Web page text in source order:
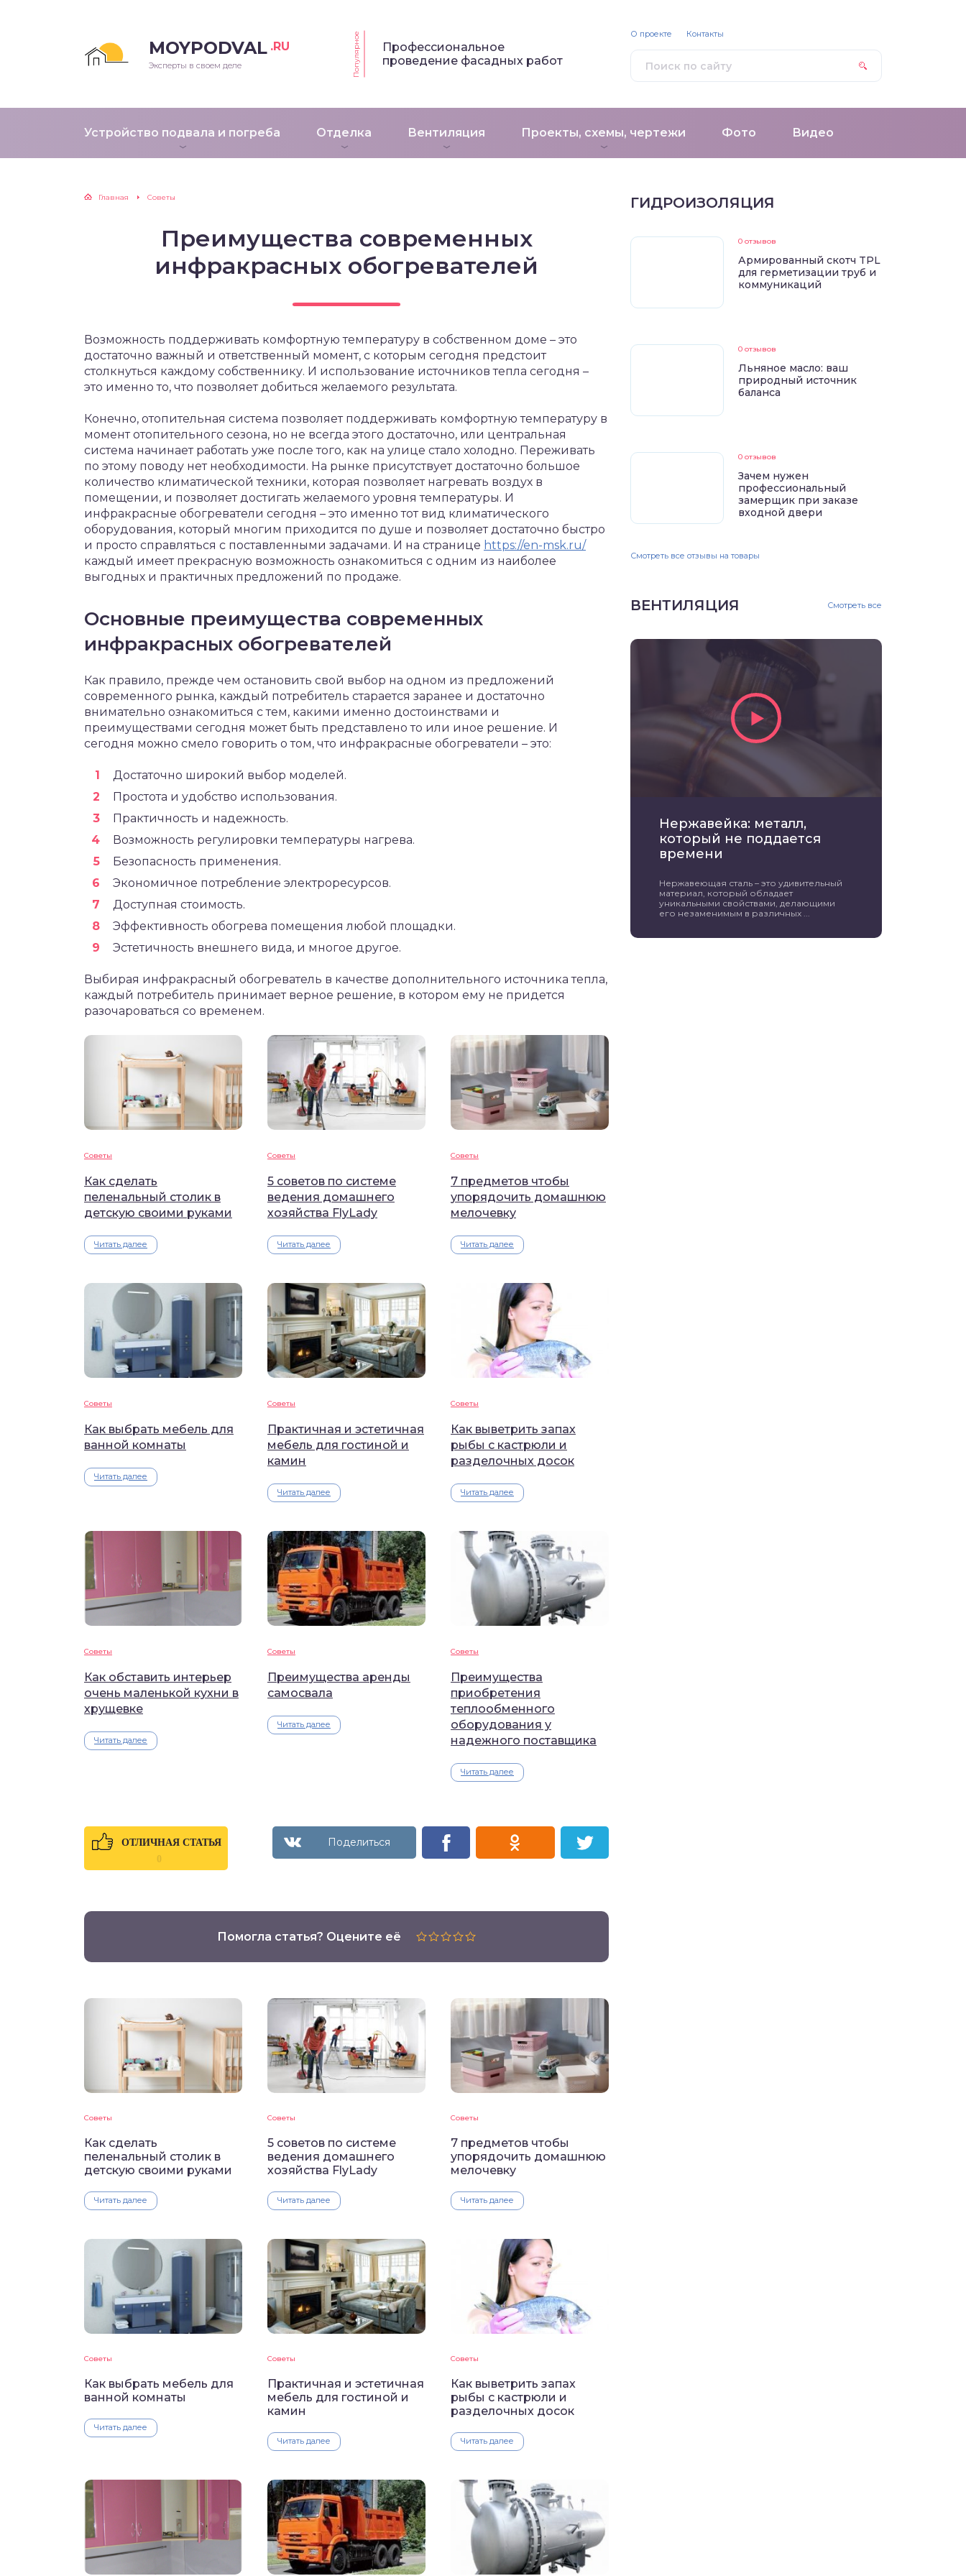
MOYPODVAL .RU
Эксперты в своем деле Популярное
Профессиональное
проведение фасадных работ
Устройство подвала и погреба Отделка Вентиляция Проекты, схемы, чертежи Фото Видео
О проекте Контакты
Главная Советы
Преимущества современных
инфракрасных обогревателей
Возможность поддерживать комфортную температуру в собственном доме – это
достаточно важный и ответственный момент, с которым сегодня предстоит
столкнуться каждому собственнику. И использование источников тепла сегодня –
это именно то, что позволяет добиться желаемого результата.
Конечно, отопительная система позволяет поддерживать комфортную температуру в
момент отопительного сезона, но не всегда этого достаточно, или центральная
система начинает работать уже после того, как на улице стало холодно. Переживать
по этому поводу нет необходимости. На рынке присутствует достаточно большое
количество климатической техники, которая позволяет нагревать воздух в
помещении, и позволяет достигать желаемого уровня температуры. И
инфракрасные обогреватели сегодня – это именно тот вид климатического
оборудования, который многим приходится по душе и позволяет достаточно быстро
и просто справляться с поставленными задачами. И на странице https://en-msk.ru/
каждый имеет прекрасную возможность ознакомиться с одним из наиболее
выгодных и практичных предложений по продаже.
Основные преимущества современных
инфракрасных обогревателей
Как правило, прежде чем остановить свой выбор на одном из предложений
современного рынка, каждый потребитель старается заранее и достаточно
внимательно ознакомиться с тем, какими именно достоинствами и
преимуществами сегодня может быть представлено то или иное решение. И
сегодня можно смело говорить о том, что инфракрасные обогреватели – это:
Достаточно широкий выбор моделей.
Простота и удобство использования.
Практичность и надежность.
Возможность регулировки температуры нагрева.
Безопасность применения.
Экономичное потребление электроресурсов.
Доступная стоимость.
Эффективность обогрева помещения любой площадки.
Эстетичность внешнего вида, и многое другое.
Выбирая инфракрасный обогреватель в качестве дополнительного источника тепла,
каждый потребитель принимает верное решение, в котором ему не придется
разочароваться со временем.
Советы
Как сделать
пеленальный столик в
детскую своими руками
Читать далее
Советы
5 советов по системе
ведения домашнего
хозяйства FlyLady
Читать далее
Советы
7 предметов чтобы
упорядочить домашнюю
мелочевку
Читать далее
Советы
Как выбрать мебель для
ванной комнаты
Читать далее
Советы
Практичная и эстетичная
мебель для гостиной и
камин
Читать далее
Советы
Как выветрить запах
рыбы с кастрюли и
разделочных досок
Читать далее
Советы
Как обставить интерьер
очень маленькой кухни в
хрущевке
Читать далее
Советы
Преимущества аренды
самосвала
Читать далее
Советы
Преимущества
приобретения
теплообменного
оборудования у
надежного поставщика
Читать далее
ОТЛИЧНАЯ СТАТЬЯ
0
Помогла статья? Оцените её
Советы
Как сделать
пеленальный столик в
детскую своими руками
Читать далее
Советы
5 советов по системе
ведения домашнего
хозяйства FlyLady
Читать далее
Советы
7 предметов чтобы
упорядочить домашнюю
мелочевку
Читать далее
Советы
Как выбрать мебель для
ванной комнаты
Читать далее
Советы
Практичная и эстетичная
мебель для гостиной и
камин
Читать далее
Советы
Как выветрить запах
рыбы с кастрюли и
разделочных досок
Читать далее
ГИДРОИЗОЛЯЦИЯ
0 отзывов
Армированный скотч TPL
для герметизации труб и
коммуникаций
0 отзывов
Льняное масло: ваш
природный источник
баланса
0 отзывов
Зачем нужен
профессиональный
замерщик при заказе
входной двери
Смотреть все отзывы на товары
ВЕНТИЛЯЦИЯ Смотреть все
Нержавейка: металл,
который не поддается
времени
Нержавеющая сталь – это удивительный
материал, который обладает
уникальными свойствами, делающими
его незаменимым в различных ...